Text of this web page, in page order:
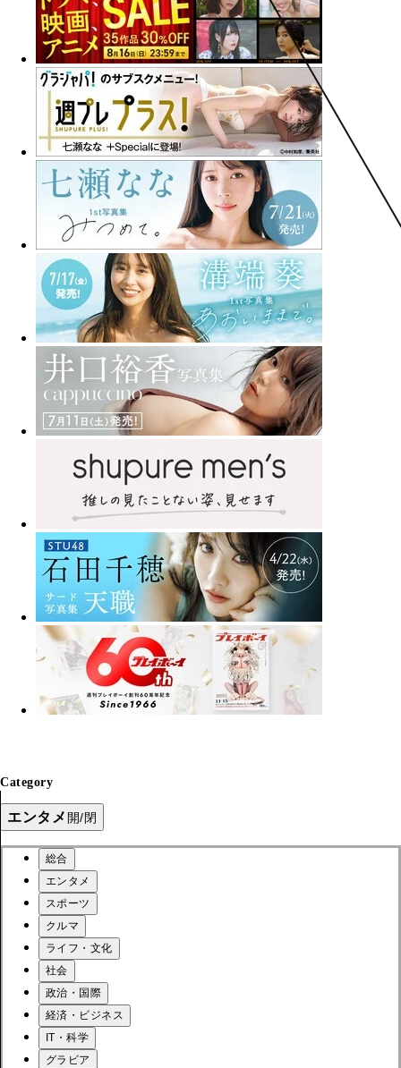
Category
エンタメ 開/閉
総合
エンタメ
スポーツ
クルマ
ライフ・文化
社会
政治・国際
経済・ビジネス
IT・科学
グラビア